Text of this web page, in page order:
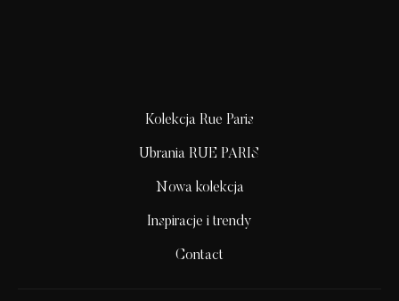
Kolekcja Rue Paris
Ubrania RUE PARIS
Nowa kolekcja
Inspiracje i trendy
Contact